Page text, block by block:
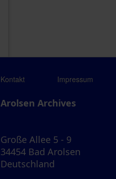
Kontakt Impressum
Arolsen Archives
Große Allee 5 - 9
34454 Bad Arolsen
Deutschland